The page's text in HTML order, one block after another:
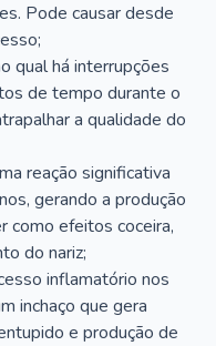
Pode causar desde
qual há interrupções
de tempo durante o
a qualidade do
reação significativa
gerando a produção
como efeitos coceira,
do nariz;
inflamatório nos
inchaço que gera
e produção de